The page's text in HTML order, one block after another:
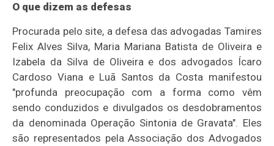
O que dizem as defesas
Procurada pelo site, a defesa das advogadas Tamires
Felix Alves Silva, Maria Mariana Batista de Oliveira e
Izabela da Silva de Oliveira e dos advogados Ícaro
Cardoso Viana e Luã Santos da Costa manifestou
"profunda preocupação com a forma como vêm
sendo conduzidos e divulgados os desdobramentos
da denominada Operação Sintonia de Gravata". Eles
são representados pela Associação dos Advogados